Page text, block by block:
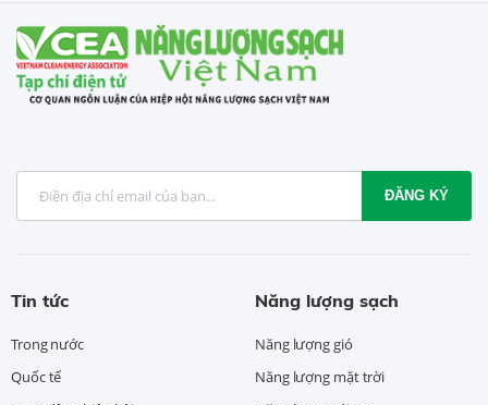
ĐĂNG KÝ
Tin tức
Trong nước
Quốc tế
Năng lượng sạch
Năng lượng gió
Năng lượng mặt trời